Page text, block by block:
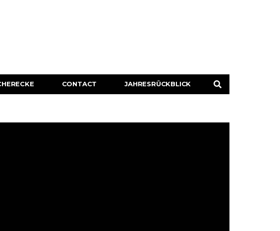
CONTACT JAHRESRÜCKBLICK